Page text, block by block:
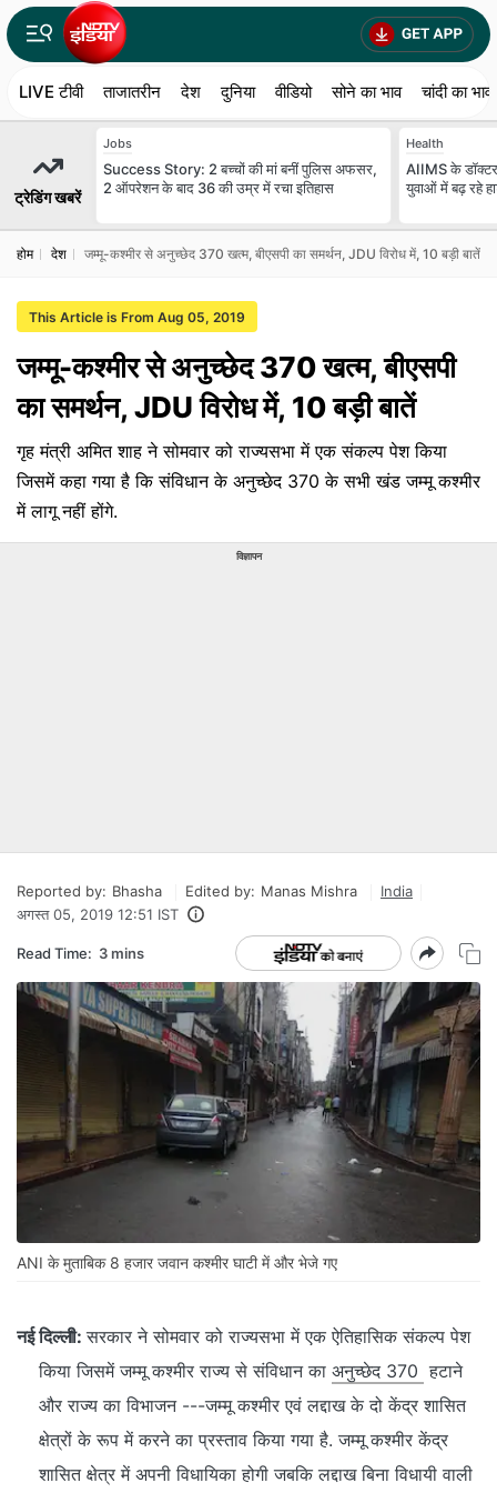
LIVE टीवी ताजातरीन देश दुनिया वीडियो सोने का भाव चांदी का भाव
ट्रेडिंग खबरें
Jobs
Success Story: 2 बच्चों की मां बनीं पुल‍िस अफसर,
2 ऑपरेशन के बाद 36 की उम्र में रचा इतिहास
Health
AIIMS के
युवाओं में बढ़ रहे
होम देश जम्मू-कश्मीर से अनुच्छेद 370 खत्म, बीएसपी का समर्थन, JDU विरोध में, 10 बड़ी बातें
This Article is From Aug 05, 2019
जम्मू-कश्मीर से अनुच्छेद 370 खत्म, बीएसपी
का समर्थन, JDU विरोध में, 10 बड़ी बातें
गृह मंत्री अमित शाह ने सोमवार को राज्यसभा में एक संकल्प पेश किया
जिसमें कहा गया है कि संविधान के अनुच्छेद 370 के सभी खंड जम्मू कश्मीर
में लागू नहीं होंगे.
विज्ञापन
Reported by: Bhasha Edited by: Manas Mishra
India
अगस्त 05, 2019 12:51 IST
Read Time: 3 mins
ANI के मुताबिक 8 हजार जवान कश्मीर घाटी में और भेजे गए
नई दिल्ली: सरकार ने सोमवार को राज्यसभा में एक ऐतिहासिक संकल्प पेश
किया जिसमें जम्मू कश्मीर राज्य से संविधान का अनुच्छेद 370 हटाने
और राज्य का विभाजन ---जम्मू कश्मीर एवं लद्दाख के दो केंद्र शासित
क्षेत्रों के रूप में करने का प्रस्ताव किया गया है. जम्मू कश्मीर केंद्र
शासित क्षेत्र में अपनी विधायिका होगी जबकि लद्दाख बिना विधायी वाली